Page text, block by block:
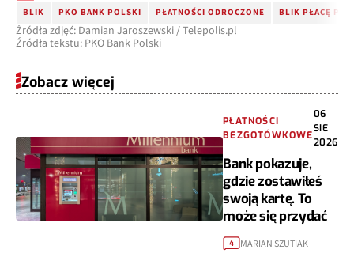
BLIK PKO BANK POLSKI PŁATNOŚCI ODROCZONE BLIK PŁACĘ
Źródła zdjęć: Damian Jaroszewski / Telepolis.pl
Źródła tekstu: PKO Bank Polski
Zobacz więcej
PŁATNOŚCI
BEZGOTÓWKOWE
06
SIE
2026
Bank pokazuje,
gdzie zostawiłeś
swoją kartę. To
może się przydać
4 MARIAN SZUTIAK